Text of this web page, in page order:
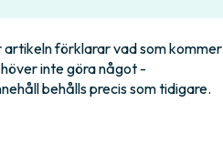
artikeln förklarar vad som kommer
inte göra något -
behålls precis som tidigare.